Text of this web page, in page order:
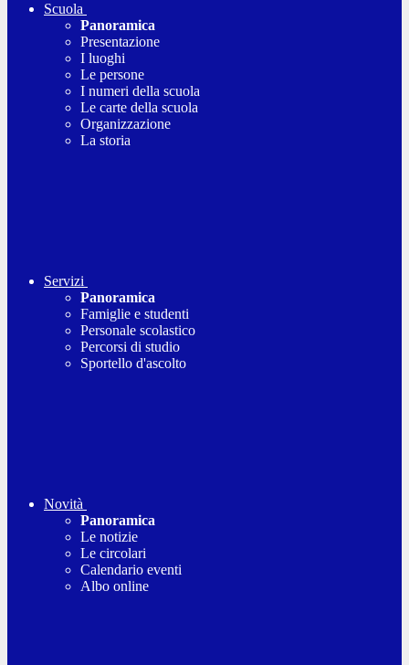
Scuola
Panoramica
Presentazione
I luoghi
Le persone
I numeri della scuola
Le carte della scuola
Organizzazione
La storia
Servizi
Panoramica
Famiglie e studenti
Personale scolastico
Percorsi di studio
Sportello d'ascolto
Novità
Panoramica
Le notizie
Le circolari
Calendario eventi
Albo online